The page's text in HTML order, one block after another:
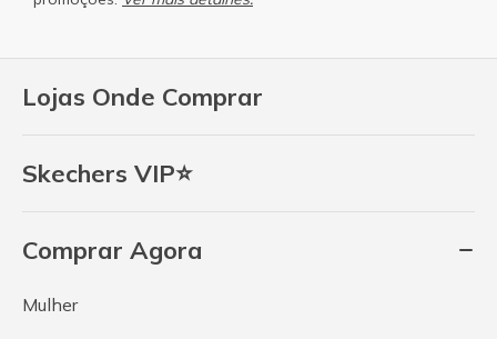
Lojas Onde Comprar
Skechers VIP⭐
Comprar Agora
Mulher